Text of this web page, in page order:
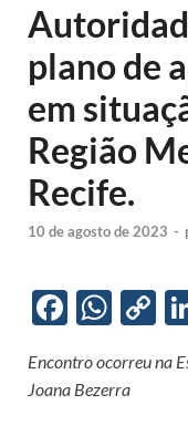
plano de
em
Região
Recife.
10 de agosto de 2023 -
F
e
W
at
C
p
Encontro ocorreu na
Joana Bezerra